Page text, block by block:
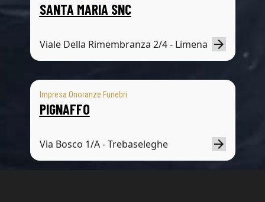
SANTA MARIA SNC
Viale Della Rimembranza 2/4 - Limena
Impresa Onoranze Funebri
PIGNAFFO
Via Bosco 1/A - Trebaseleghe